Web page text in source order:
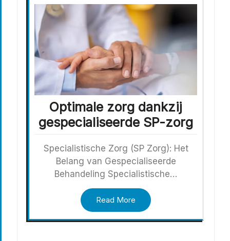
Optimale zorg dankzij
gespecialiseerde SP-zorg
Specialistische Zorg (SP Zorg): Het
Belang van Gespecialiseerde
Behandeling Specialistische…
Read More